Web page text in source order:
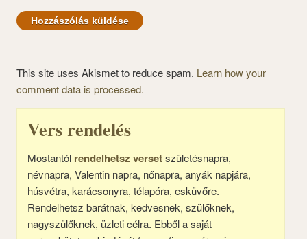
This site uses Akismet to reduce spam. Learn how your
comment data is processed.
Vers rendelés
Mostantól rendelhetsz versetszületésnapra,
névnapra, Valentin napra, nőnapra, anyák napjára,
húsvétra, karácsonyra, télapóra, esküvőre.
Rendelhetsz barátnak, kedvesnek, szülőknek,
nagyszülőknek, üzleti célra. Ebből a saját